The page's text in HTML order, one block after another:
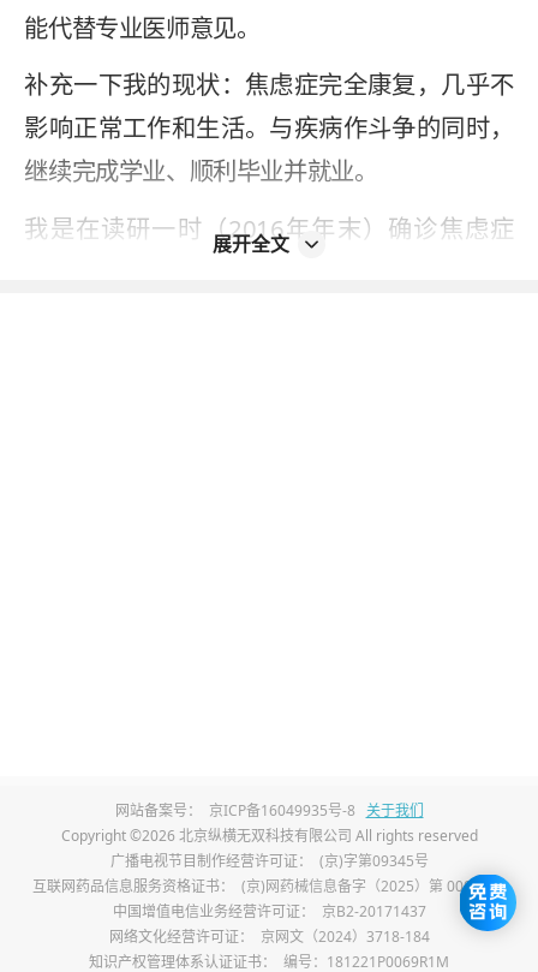
能代替专业医师意见。
补充一下我的现状：焦虑症完全康复，几乎不
影响正常工作和生活。与疾病作斗争的同时，
继续完成学业、顺利毕业并就业。
我是在读研一时（2016年年末）确诊焦虑症
绪的自主调节能力。
我自然不是无缘无故就陷入到这种状态的。直
接导火索，是刚一入学研一时感受到的巨大学
业压力。到了一看到和“课程”“学业”相关的字
展开全文
网站备案号： 京ICP备16049935号-8 关于我们
Copyright ©2026 北京纵横无双科技有限公司 All rights reserved
广播电视节目制作经营许可证：
(京)字第09345号
互联网药品信息服务资格证书：
(京)网药械信息备字（2025）第 00017 号
中国增值电信业务经营许可证：
京B2-20171437
网络文化经营许可证：
京网文（2024）3718-184
知识产权管理体系认证证书：
编号：181221P0069R1M